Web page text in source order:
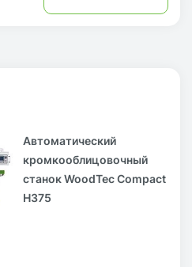
Автоматический
кромкооблицовочный
станок WoodTec Compact
H375